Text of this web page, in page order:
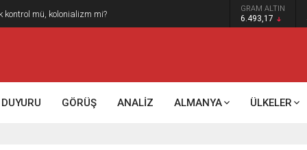
kontrol mü, kolonializm mi? GRAM ALTIN
6.493,17
DUYURU GÖRÜŞ ANALİZ ALMANYA ÜLKELER